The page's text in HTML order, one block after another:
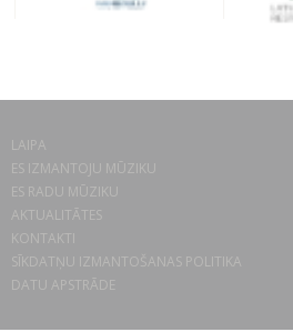
LAIPA
ES IZMANTOJU MŪZIKU
ES RADU MŪZIKU
AKTUALITĀTES
KONTAKTI
SĪKDATŅU IZMANTOŠANAS POLITIKA
DATU APSTRĀDE